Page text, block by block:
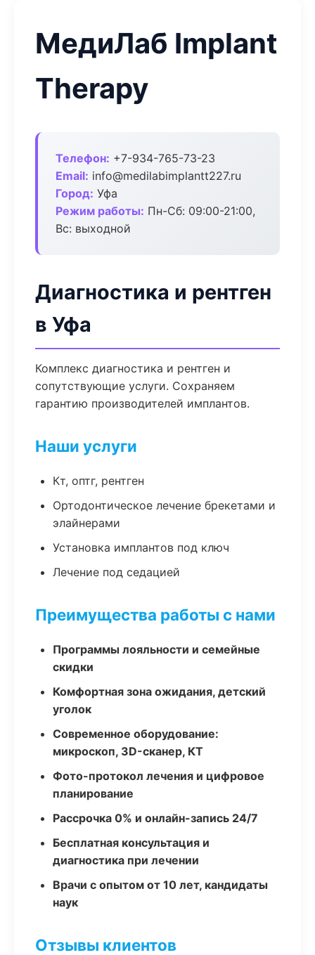
МедиЛаб Implant
Therapy
Телефон: +7-934-765-73-23
Email: info@medilabimplantt227.ru
Город: Уфа
Режим работы: Пн-Сб: 09:00-21:00,
Вс: выходной
Диагностика и рентген
в Уфа
Комплекс диагностика и рентген и
сопутствующие услуги. Сохраняем
гарантию производителей имплантов.
Наши услуги
Кт, оптг, рентген
Ортодонтическое лечение брекетами и
элайнерами
Установка имплантов под ключ
Лечение под седацией
Преимущества работы с нами
Программы лояльности и семейные
скидки
Комфортная зона ожидания, детский
уголок
Современное оборудование:
микроскоп, 3D-сканер, КТ
Фото-протокол лечения и цифровое
планирование
Рассрочка 0% и онлайн-запись 24/7
Бесплатная консультация и
диагностика при лечении
Врачи с опытом от 10 лет, кандидаты
наук
Отзывы клиентов